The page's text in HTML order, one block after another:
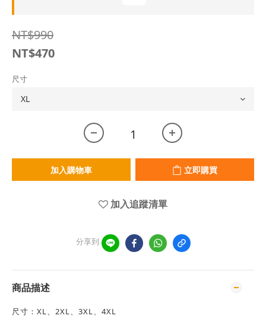
NT$990
NT$470
尺寸
加入購物車 立即購買
加入追蹤清單
分享到
商品描述
尺寸：XL、2XL、3XL、4XL